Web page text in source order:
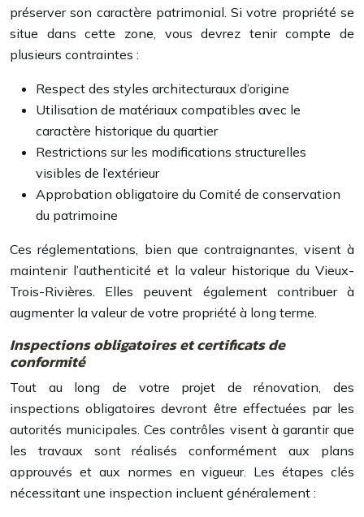
préserver son caractère patrimonial. Si votre propriété se
situe dans cette zone, vous devrez tenir compte de
plusieurs contraintes :
Respect des styles architecturaux d’origine
Utilisation de matériaux compatibles avec le
caractère historique du quartier
Restrictions sur les modifications structurelles
visibles de l’extérieur
Approbation obligatoire du Comité de conservation
du patrimoine
Ces réglementations, bien que contraignantes, visent à
maintenir l’authenticité et la valeur historique du Vieux-
Trois-Rivières. Elles peuvent également contribuer à
augmenter la valeur de votre propriété à long terme.
Inspections obligatoires et certificats de
conformité
Tout au long de votre projet de rénovation, des
inspections obligatoires devront être effectuées par les
autorités municipales. Ces contrôles visent à garantir que
les travaux sont réalisés conformément aux plans
approuvés et aux normes en vigueur. Les étapes clés
nécessitant une inspection incluent généralement :